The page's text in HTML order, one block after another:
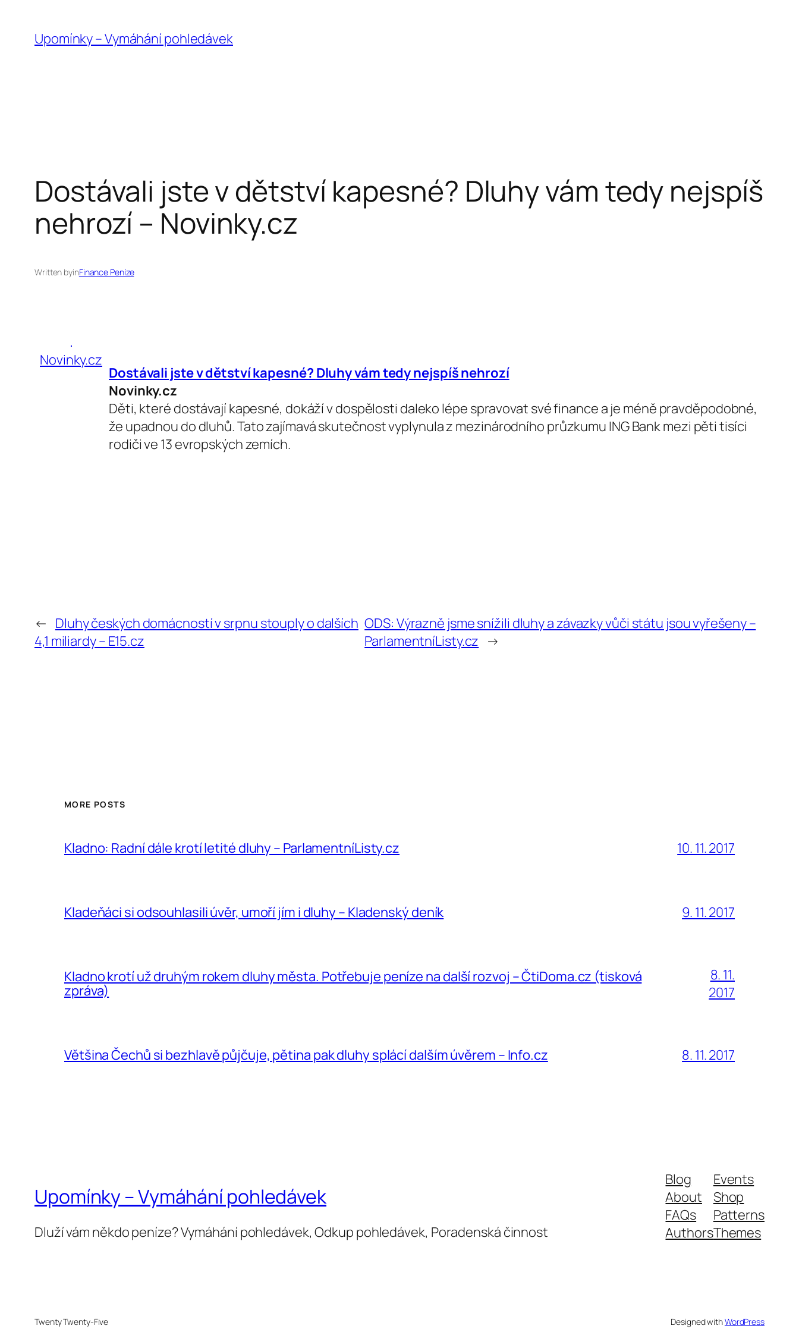
obsah
Upomínky – Vymáhání pohledávek
Dostávali jste v dětství kapesné? Dluhy vám tedy nejspíš
nehrozí – Novinky.cz
Written byinFinance Peníze
Novinky.cz
Dostávali jste v dětství kapesné? Dluhyvám tedy nejspíš nehrozí
Novinky.cz
Děti, které dostávají kapesné, dokáží v dospělosti daleko lépe spravovat své finance a je méně pravděpodobné,
že upadnou do dluhů. Tato zajímavá skutečnost vyplynula z mezinárodního průzkumu ING Bank mezi pěti tisíci
rodiči ve 13 evropských zemích.
← Dluhy českých domácností v srpnu stouply o dalších
4,1 miliardy – E15.cz
ODS: Výrazně jsme snížili dluhy a závazky vůči státu jsou vyřešeny –
ParlamentníListy.cz →
MORE POSTS
Kladno: Radní dále krotí letité dluhy – ParlamentníListy.cz 10. 11. 2017
Kladeňáci si odsouhlasili úvěr, umoří jím i dluhy – Kladenský deník 9. 11. 2017
Kladno krotí už druhým rokem dluhy města. Potřebuje peníze na další rozvoj – ČtiDoma.cz (tisková
zpráva)
8. 11.
2017
Většina Čechů si bezhlavě půjčuje, pětina pak dluhy splácí dalším úvěrem – Info.cz 8. 11. 2017
Upomínky – Vymáhání pohledávek
Dluží vám někdo peníze? Vymáhání pohledávek, Odkup pohledávek, Poradenská činnost
Blog
About
FAQs
Authors
Events
Shop
Patterns
Themes
Twenty Twenty-Five Designed withWordPress